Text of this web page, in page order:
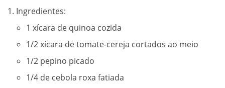
Ingredientes:
1 xícara de quinoa cozida
1/2 xícara de tomate-cereja cortados ao meio
1/2 pepino picado
1/4 de cebola roxa fatiada